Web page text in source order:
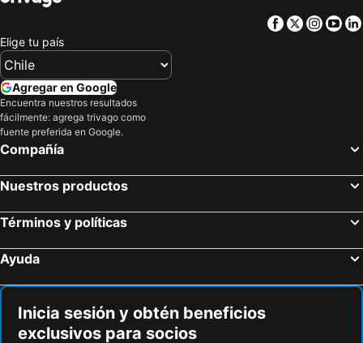
Shimoda Tokyu Hotel
APA Hotel Kanazawa Chuo
Hotel Route-Inn Kawaguchiko
Hotel Kuretakeso Takayama Ekimae
KOKO HOTEL Nagoya Marunouchi
MR TOMO FUJI
Daiwa Roynet Hotel Kanazawa Miyabi
Sanco Inn Nagoya Shinkansenguchi Annex
Sanco Inn Nagoya Nishiki
Comfort Hotel Toyama
Grand Mercure Yatsugatake Resort & Spa
Hotel Izukyu
Country Hotel Takayama
Uozu Manten Hotel Ekimae
HOTEL LiVEMAX Gifu Ekimae
HAOSTAY
Fuji Matsuzono Hotel
Super Hotel Nagano Iida Inter
Facebook
Twitter
Elige tu país
Agregar en Google
Encuentra nuestros resultados
fácilmente: agrega trivago como
fuente preferida en Google.
Compañía
Nuestros productos
Términos y políticas
Ayuda
Inicia sesión y obtén beneficios
exclusivos para socios